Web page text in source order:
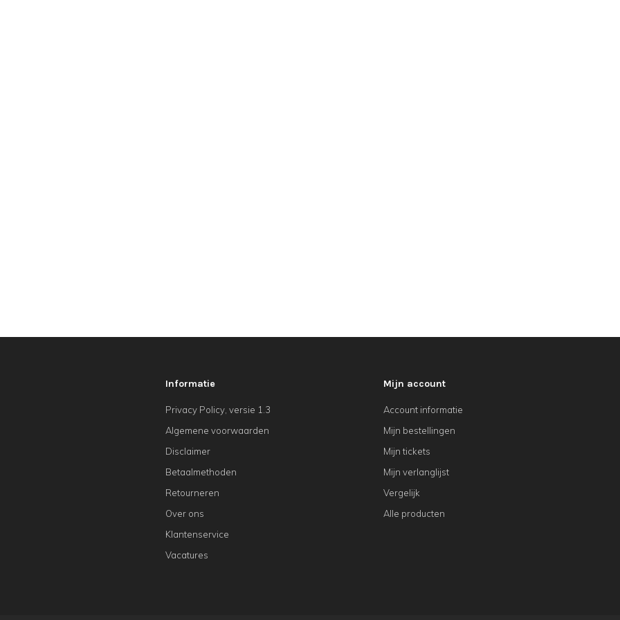
Informatie
Privacy Policy, versie 1.3
Algemene voorwaarden
Disclaimer
Betaalmethoden
Retourneren
Over ons
Klantenservice
Vacatures
Mijn account
Account informatie
Mijn bestellingen
Mijn tickets
Mijn verlanglijst
Vergelijk
Alle producten